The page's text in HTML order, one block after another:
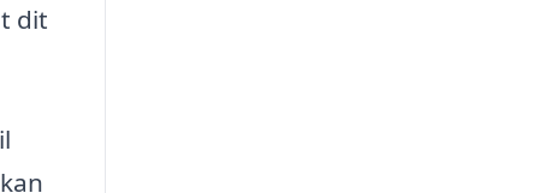
dit